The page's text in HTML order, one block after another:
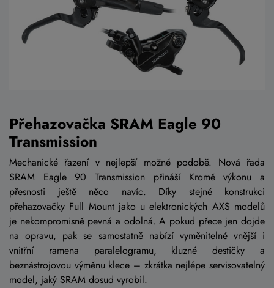
Přehazovačka SRAM Eagle 90
Transmission
Mechanické řazení v nejlepší možné podobě. Nová řada
SRAM Eagle 90 Transmission přináší Kromě výkonu a
přesnosti ještě něco navíc. Díky stejné konstrukci
přehazovačky Full Mount jako u elektronických AXS modelů
je nekompromisně pevná a odolná. A pokud přece jen dojde
na opravu, pak se samostatně nabízí vyměnitelné vnější i
vnitřní ramena paralelogramu, kluzné destičky a
beznástrojovou výměnu klece – zkrátka nejlépe servisovatelný
model, jaký SRAM dosud vyrobil.